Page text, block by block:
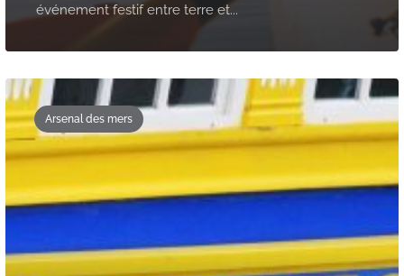
événement festif entre terre et...
Arsenal des mers